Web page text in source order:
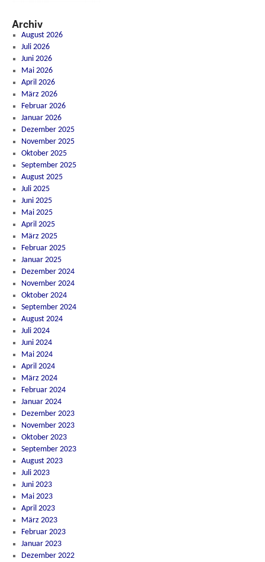
Archiv
August 2026
Juli 2026
Juni 2026
Mai 2026
April 2026
März 2026
Februar 2026
Januar 2026
Dezember 2025
November 2025
Oktober 2025
September 2025
August 2025
Juli 2025
Juni 2025
Mai 2025
April 2025
März 2025
Februar 2025
Januar 2025
Dezember 2024
November 2024
Oktober 2024
September 2024
August 2024
Juli 2024
Juni 2024
Mai 2024
April 2024
März 2024
Februar 2024
Januar 2024
Dezember 2023
November 2023
Oktober 2023
September 2023
August 2023
Juli 2023
Juni 2023
Mai 2023
April 2023
März 2023
Februar 2023
Januar 2023
Dezember 2022